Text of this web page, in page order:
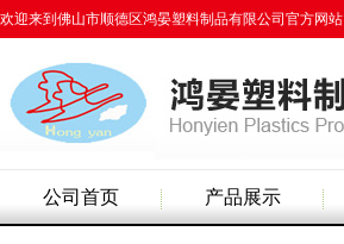
欢迎来到佛山市顺德区鸿晏塑料制品有限公司官方网站
公司首页 产品展示